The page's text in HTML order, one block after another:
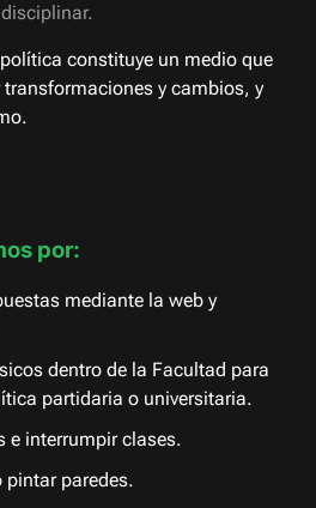
constituye un medio que
y cambios, y
por:
mediante la web y
dentro de la Facultad para
partidaria o universitaria.
e interrumpir clases.
pintar paredes.